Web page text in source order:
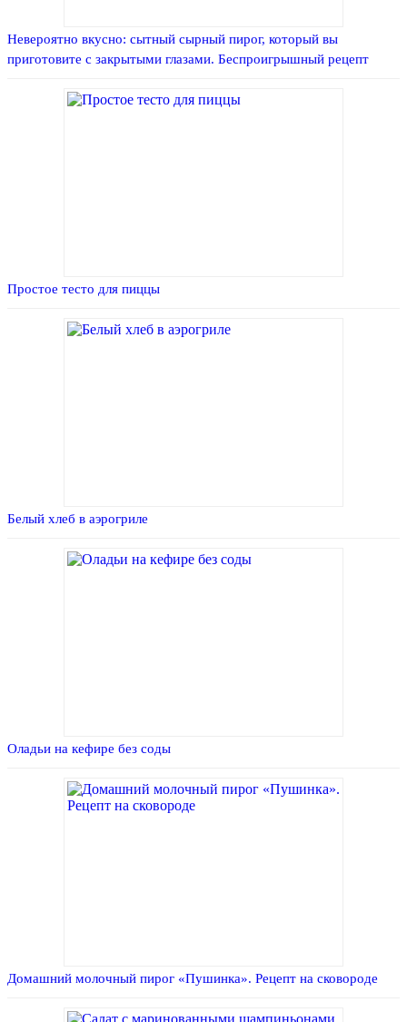
Невероятно вкусно: сытный сырный пирог, который вы
приготовите с закрытыми глазами. Беспроигрышный рецепт
Простое тесто для пиццы
Белый хлеб в аэрогриле
Оладьи на кефире без соды
Домашний молочный пирог «Пушинка». Рецепт на сковороде